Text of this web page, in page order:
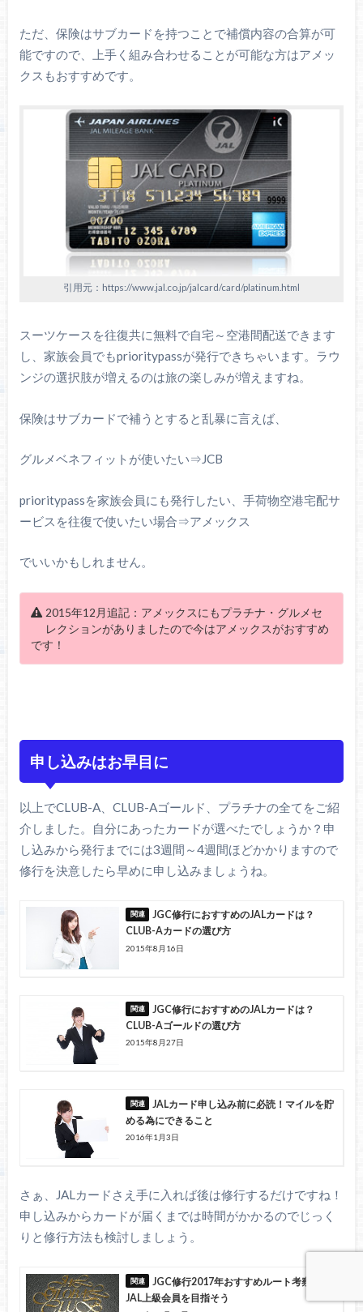
ただ、保険はサブカードを持つことで補償内容の合算が可
能ですので、上手く組み合わせることが可能な方はアメッ
クスもおすすめです。
引用元：https://www.jal.co.jp/jalcard/card/platinum.html
スーツケースを往復共に無料で自宅～空港間配送できます
し、家族会員でもprioritypassが発行できちゃいます。ラウ
ンジの選択肢が増えるのは旅の楽しみが増えますね。
保険はサブカードで補うとすると乱暴に言えば、
グルメベネフィットが使いたい⇒JCB
prioritypassを家族会員にも発行したい、手荷物空港宅配サ
ービスを往復で使いたい場合⇒アメックス
でいいかもしれません。
2015年12月追記：アメックスにもプラチナ・グルメセ
レクションがありましたので今はアメックスがおすすめ
です！
申し込みはお早目に
以上でCLUB-A、CLUB-Aゴールド、プラチナの全てをご紹
介しました。自分にあったカードが選べたでしょうか？申
し込みから発行までには3週間～4週間ほどかかりますので
修行を決意したら早めに申し込みましょうね。
JGC修行におすすめのJALカードは？
CLUB-Aカードの選び方
2015年8月16日
JGC修行におすすめのJALカードは？
CLUB-Aゴールドの選び方
2015年8月27日
JALカード申し込み前に必読！マイルを貯
める為にできること
2016年1月3日
さぁ、JALカードさえ手に入れば後は修行するだけですね！
申し込みからカードが届くまでは時間がかかるのでじっく
りと修行方法も検討しましょう。
JGC修行2017年おすすめルート考察！
JAL上級会員を目指そう